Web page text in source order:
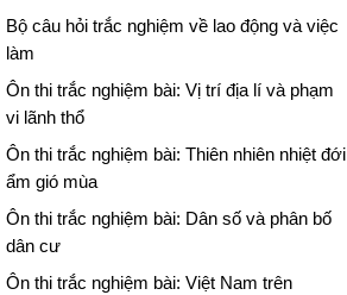
Bộ câu hỏi trắc nghiệm về lao động và việc
làm
Ôn thi trắc nghiệm bài: Vị trí địa lí và phạm
vi lãnh thổ
Ôn thi trắc nghiệm bài: Thiên nhiên nhiệt đới
ẩm gió mùa
Ôn thi trắc nghiệm bài: Dân số và phân bố
dân cư
Ôn thi trắc nghiệm bài: Việt Nam trên